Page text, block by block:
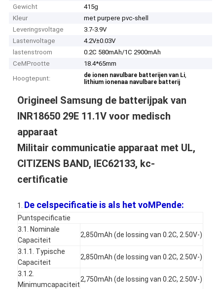
Gewicht
415g
Kleur
met purpere pvc-shell
Leveringsvoltage
3.7-3.9V
Lastenvoltage
4.2V±0.03V
lastenstroom
0.2C 580mAh/1C 2900mAh
CeMProotte
18.4*65mm
Hoogtepunt:
de ionen navulbare batterijen van Li,
lithium ionenaa navulbare batterij
Origineel Samsung de batterijpak van
INR18650 29E 11.1V voor medisch
apparaat
Militair communicatie apparaat met UL,
CITIZENS BAND, IEC62133, kc-
certificatie
1. De celspecificatie is als het voMPende:
Puntspecificatie
3.1. Nominale
Capaciteit
2,850mAh (de lossing van 0.2C, 2.50V-)
3.1.1. Typische
Capaciteit
2,850mAh (de lossing van 0.2C, 2.50V-)
3.1.2.
Minimumcapaciteit
2,750mAh (de lossing van 0.2C, 2.50V-)